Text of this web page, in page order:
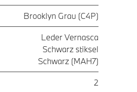
Brooklyn Grau (C4P)
Leder Vernasca
Schwarz stiksel
Schwarz (MAH7)
2